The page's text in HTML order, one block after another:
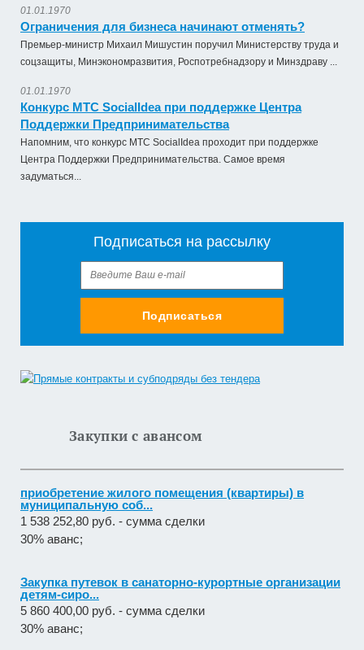
01.01.1970
Ограничения для бизнеса начинают отменять?
Премьер-министр Михаил Мишустин поручил Министерству труда и
соцзащиты, Минэкономразвития, Роспотребнадзору и Минздраву ...
01.01.1970
Конкурс МТС SocialIdea при поддержке Центра
Поддержки Предпринимательства
Напомним, что конкурс МТС SocialIdea проходит при поддержке
Центра Поддержки Предпринимательства. Самое время
задуматься...
Подписаться на рассылку
Подписаться
Закупки с авансом
приобретение жилого помещения (квартиры) в
муниципальную соб...
1 538 252,80 руб. - сумма сделки
30% аванс;
Закупка путевок в санаторно-курортные организации
детям-сиро...
5 860 400,00 руб. - сумма сделки
30% аванс;